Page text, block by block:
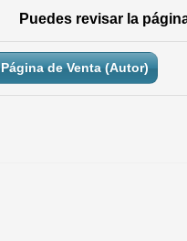
Puedes revisar la
Página de Venta (Autor)